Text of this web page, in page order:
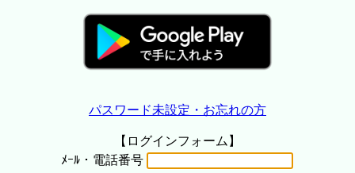
パスワード未設定・お忘れの方
【ログインフォーム】
ﾒｰﾙ・電話番号